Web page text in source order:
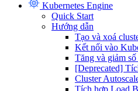
Kubernetes Engine
Quick Start
Hướng dẫn
Tạo và xoá
Kết nối vào
Tăng và giảm
[Deprecated]
Cluster
Tích hợp Load